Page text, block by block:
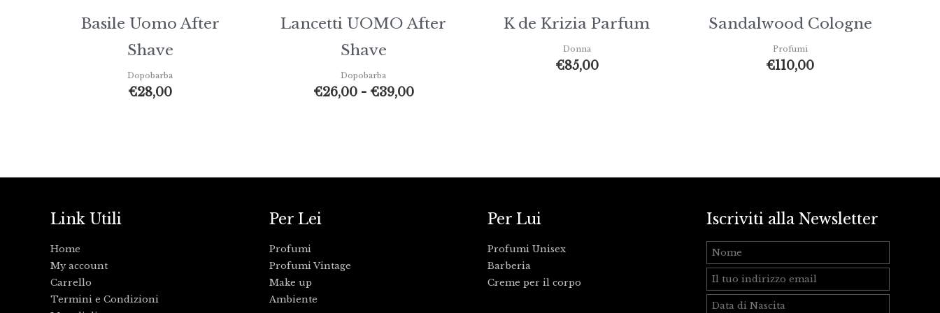
Basile Uomo After
Shave
Dopobarba
€28,00
Lancetti UOMO After
Shave
Dopobarba
€26,00 - €39,00
K de Krizia Parfum
Donna
€85,00
Sandalwood Cologne
Profumi
€110,00
Link Utili
Home
My account
Carrello
Termini e Condizioni
Per Lei
Profumi
Profumi Vintage
Make up
Ambiente
Per Lui
Profumi Unisex
Barberia
Creme per il corpo
Iscriviti alla Newsletter